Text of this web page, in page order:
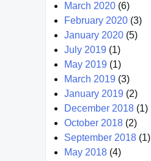
March 2020 (6)
February 2020 (3)
January 2020 (5)
July 2019 (1)
May 2019 (1)
March 2019 (3)
January 2019 (2)
December 2018 (1)
October 2018 (2)
September 2018 (1)
May 2018 (4)